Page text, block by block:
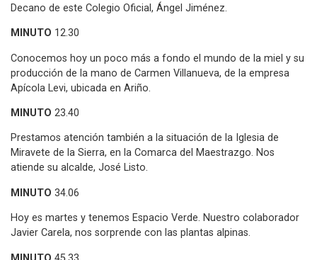
Decano de este Colegio Oficial, Ángel Jiménez.
MINUTO 12.30
Conocemos hoy un poco más a fondo el mundo de la miel y su
producción de la mano de Carmen Villanueva, de la empresa
Apícola Levi, ubicada en Ariño.
MINUTO 23.40
Prestamos atención también a la situación de la Iglesia de
Miravete de la Sierra, en la Comarca del Maestrazgo. Nos
atiende su alcalde, José Listo.
MINUTO 34.06
Hoy es martes y tenemos Espacio Verde. Nuestro colaborador
Javier Carela, nos sorprende con las plantas alpinas.